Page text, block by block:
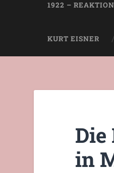
1922 –
KURT EISNER
Die
in